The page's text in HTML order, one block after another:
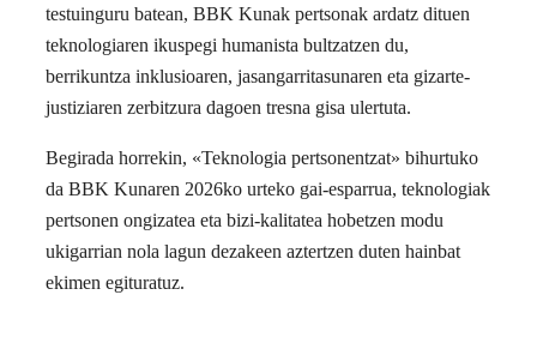
testuinguru batean, BBK Kunak pertsonak ardatz dituen
teknologiaren ikuspegi humanista bultzatzen du,
berrikuntza inklusioaren, jasangarritasunaren eta gizarte-
justiziaren zerbitzura dagoen tresna gisa ulertuta.
Begirada horrekin, «Teknologia pertsonentzat» bihurtuko
da BBK Kunaren 2026ko urteko gai-esparrua, teknologiak
pertsonen ongizatea eta bizi-kalitatea hobetzen modu
ukigarrian nola lagun dezakeen aztertzen duten hainbat
ekimen egituratuz.